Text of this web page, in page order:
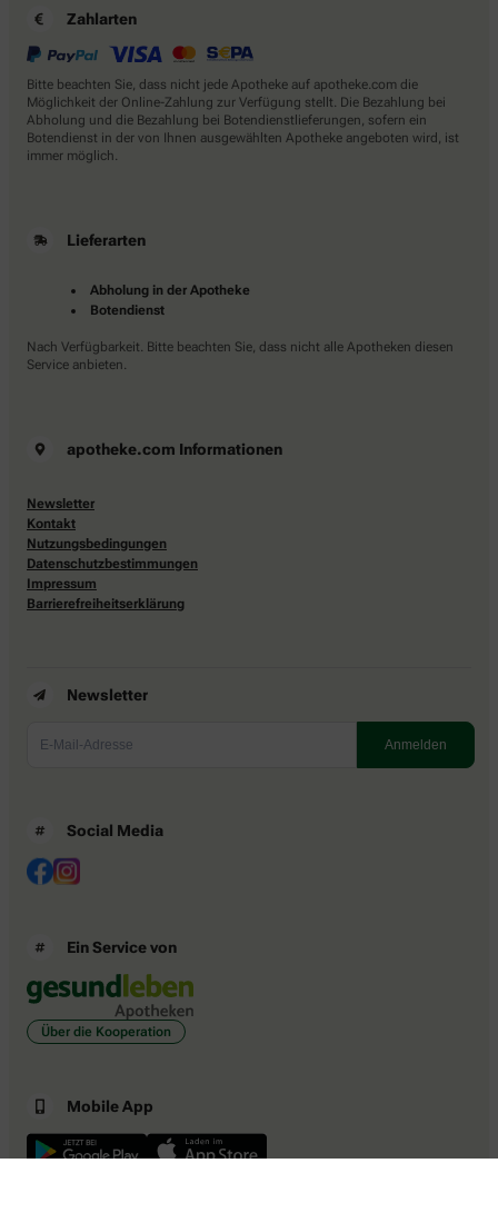
Zahlarten
Bitte beachten Sie, dass nicht jede Apotheke auf apotheke.com die
Möglichkeit der Online-Zahlung zur Verfügung stellt. Die Bezahlung bei
Abholung und die Bezahlung bei Botendienstlieferungen, sofern ein
Botendienst in der von Ihnen ausgewählten Apotheke angeboten wird, ist
immer möglich.
Lieferarten
Abholung in der Apotheke
Botendienst
Nach Verfügbarkeit. Bitte beachten Sie, dass nicht alle Apotheken diesen
Service anbieten.
apotheke.com Informationen
Newsletter
Kontakt
Nutzungsbedingungen
Datenschutzbestimmungen
Impressum
Barrierefreiheitserklärung
Newsletter
Social Media
Ein Service von
Über die Kooperation
Mobile App